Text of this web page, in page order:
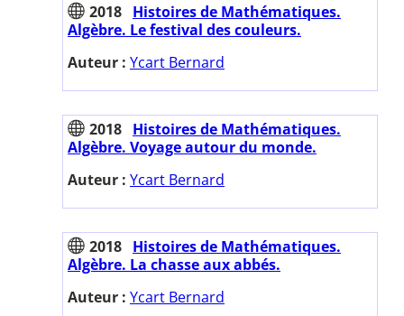
2018 Histoires de Mathématiques.
Algèbre. Le festival des couleurs.
Auteur : Ycart Bernard
2018 Histoires de Mathématiques.
Algèbre. Voyage autour du monde.
Auteur : Ycart Bernard
2018 Histoires de Mathématiques.
Algèbre. La chasse aux abbés.
Auteur : Ycart Bernard